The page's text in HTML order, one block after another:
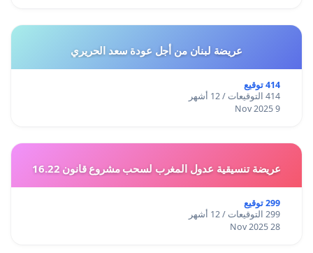
عريضة لبنان من أجل عودة سعد الحريري
414 توقيع
414 التوقيعات / 12 أشهر
9 Nov 2025
عريضة تنسيقية عدول المغرب لسحب مشروع قانون 16.22
299 توقيع
299 التوقيعات / 12 أشهر
28 Nov 2025